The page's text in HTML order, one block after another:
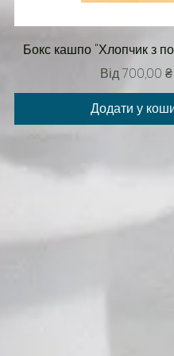
Швидкий
Бокс кашпо "Хлопчик з
Від700,00 ₴
За
Додати у